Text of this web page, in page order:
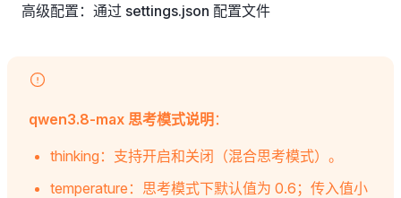
高级配置：通过 settings.json 配置文件
qwen3.8-max 思考模式说明：
thinking：支持开启和关闭（混合思考模式）。
temperature：思考模式下默认值为 0.6；传入值小